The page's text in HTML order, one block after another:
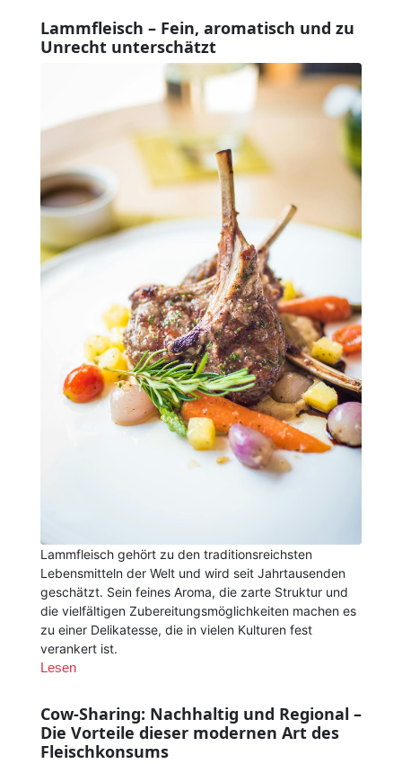
Lammfleisch – Fein, aromatisch und zu
Unrecht unterschätzt
Lammfleisch gehört zu den traditionsreichsten
Lebensmitteln der Welt und wird seit Jahrtausenden
geschätzt. Sein feines Aroma, die zarte Struktur und
die vielfältigen Zubereitungsmöglichkeiten machen es
zu einer Delikatesse, die in vielen Kulturen fest
verankert ist.
Lesen
Cow-Sharing: Nachhaltig und Regional –
Die Vorteile dieser modernen Art des
Fleischkonsums